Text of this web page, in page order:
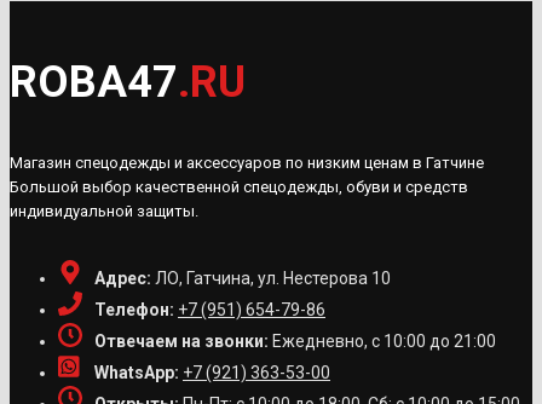
товара.
ROBA47.RU
Магазин спецодежды и аксессуаров по низким ценам в Гатчине
Большой выбор качественной спецодежды, обуви и средств
индивидуальной защиты.
Адрес: ЛО, Гатчина, ул. Нестерова 10
Телефон: +7 (951) 654-79-86
Отвечаем на звонки: Ежедневно, с 10:00 до 21:00
WhatsApp: +7 (921) 363-53-00